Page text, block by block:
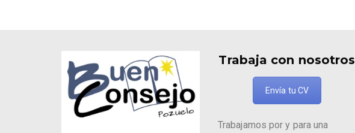
Trabaja con nosotros
Envía tu CV
Trabajamos por y para una